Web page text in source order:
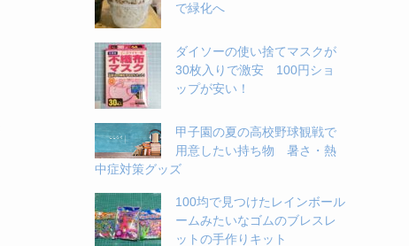
で緑化へ
ダイソーの使い捨てマスクが
30枚入りで激安 100円ショ
ップが安い！
甲子園の夏の高校野球観戦で
用意したい持ち物 暑さ・熱
中症対策グッズ
100均で見つけたレインボール
ームみたいなゴムのブレスレ
ットの手作りキット